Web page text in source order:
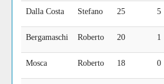
Dalla Costa Stefano 25 5
Bergamaschi Roberto 20 1
Mosca Roberto 18 0